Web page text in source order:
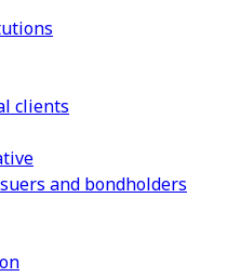
clients
and bondholders